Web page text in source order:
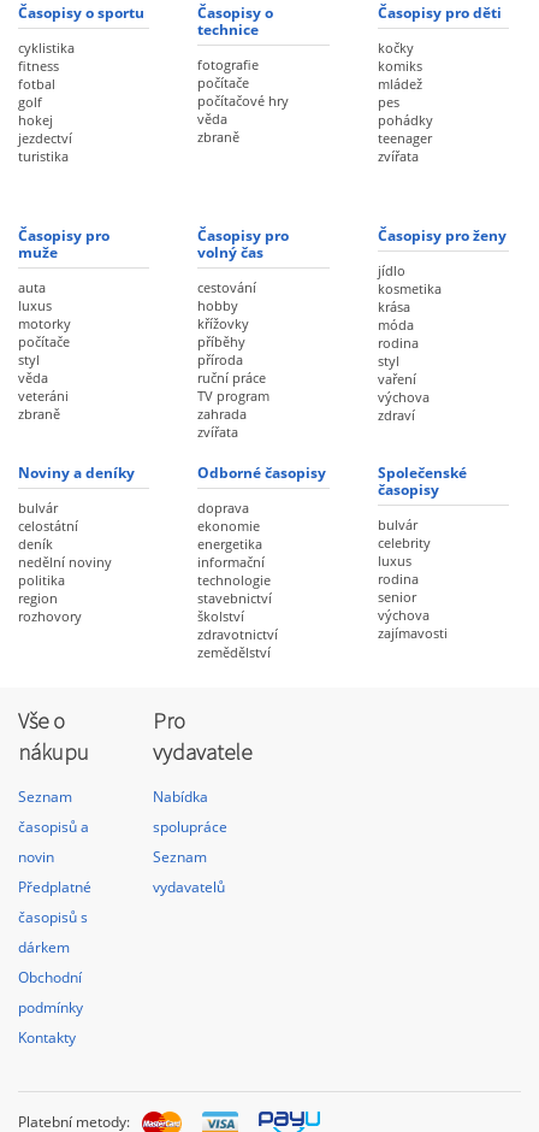
Časopisy o sportu
cyklistika
fitness
fotbal
golf
hokej
jezdectví
turistika
Časopisy o
technice
fotografie
počítače
počítačové hry
věda
zbraně
Časopisy pro děti
kočky
komiks
mládež
pes
pohádky
teenager
zvířata
Časopisy pro
muže
auta
luxus
motorky
počítače
styl
věda
veteráni
zbraně
Časopisy pro
volný čas
cestování
hobby
křížovky
příběhy
příroda
ruční práce
TV program
zahrada
zvířata
Časopisy pro ženy
jídlo
kosmetika
krása
móda
rodina
styl
vaření
výchova
zdraví
Noviny a deníky
bulvár
celostátní
deník
nedělní noviny
politika
region
rozhovory
Odborné časopisy
doprava
ekonomie
energetika
informační
technologie
stavebnictví
školství
zdravotnictví
zemědělství
Společenské
časopisy
bulvár
celebrity
luxus
rodina
senior
výchova
zajímavosti
Vše o
nákupu
Seznam
časopisů a
novin
Předplatné
časopisů s
dárkem
Obchodní
podmínky
Kontakty
Pro
vydavatele
Nabídka
spolupráce
Seznam
vydavatelů
Platební metody: